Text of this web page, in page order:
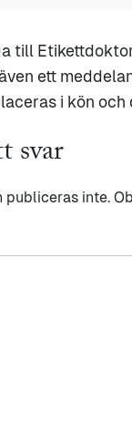
till
ett
i kön
svar
publiceras inte.